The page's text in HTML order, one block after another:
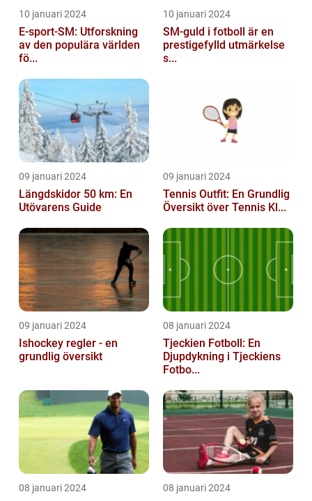
10 januari 2024
E-sport-SM: Utforskning
av den populära världen
fö...
10 januari 2024
SM-guld i fotboll är en
prestigefylld utmärkelse
s...
09 januari 2024
Längdskidor 50 km: En
Utövarens Guide
09 januari 2024
Tennis Outfit: En Grundlig
Översikt över Tennis Kl...
09 januari 2024
Ishockey regler - en
grundlig översikt
08 januari 2024
Tjeckien Fotboll: En
Djupdykning i Tjeckiens
Fotbo...
08 januari 2024 08 januari 2024